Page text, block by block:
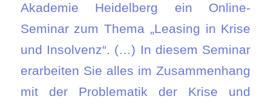
Akademie Heidelberg ein Online-
Seminar zum Thema „Leasing in Krise
und Insolvenz“. (…) In diesem Seminar
erarbeiten Sie alles im Zusammenhang
mit der Problematik der Krise und